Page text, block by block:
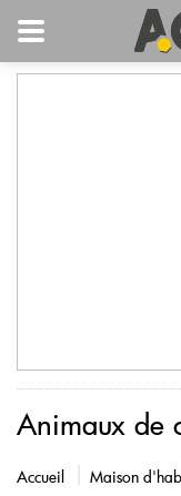
Animaux de
Accueil Maison